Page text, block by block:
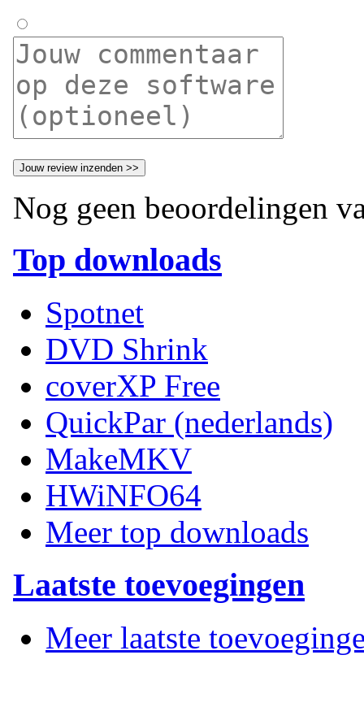
Nog geen beoordelingen
Top downloads
Spotnet
DVD Shrink
coverXP Free
QuickPar (nederlands)
MakeMKV
HWiNFO64
Meer top downloads
Laatste toevoegingen
Meer laatste